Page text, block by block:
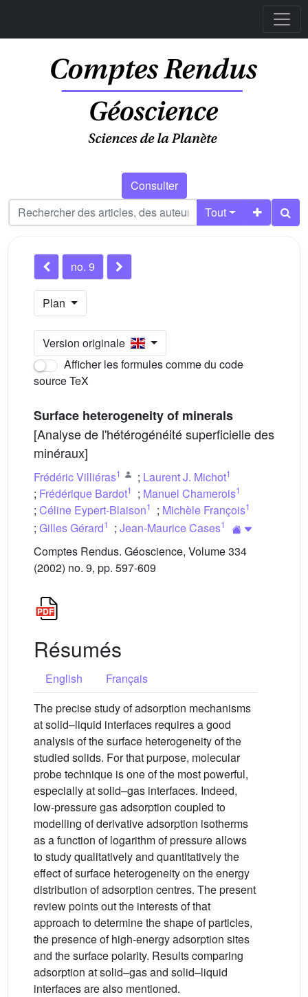
Consulter
Tout
no. 9
Plan
Version originale
Afficher les formules comme du code
source TeX
Surface heterogeneity of minerals
[Analyse de l'hétérogénéité superficielle des
minéraux]
Frédéric Villiéras1 ; Laurent J. Michot1
; Frédérique Bardot1 ; Manuel Chamerois1
; Céline Eypert-Blaison1 ; Michèle François1
; Gilles Gérard1 ; Jean-Maurice Cases1
Comptes Rendus. Géoscience, Volume 334
(2002) no. 9, pp. 597-609
Résumés
English
Français
The precise study of adsorption mechanisms
at solid–liquid interfaces requires a good
analysis of the surface heterogeneity of the
studied solids. For that purpose, molecular
probe technique is one of the most powerful,
especially at solid–gas interfaces. Indeed,
low-pressure gas adsorption coupled to
modelling of derivative adsorption isotherms
as a function of logarithm of pressure allows
to study qualitatively and quantitatively the
effect of surface heterogeneity on the energy
distribution of adsorption centres. The present
review points out the interests of that
approach to determine the shape of particles,
the presence of high-energy adsorption sites
and the surface polarity. Results comparing
adsorption at solid–gas and solid–liquid
interfaces are also mentioned.